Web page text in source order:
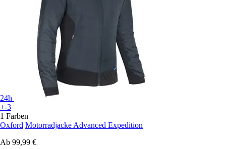
24h
+-3
1 Farben
Oxford Motorradjacke Advanced Expedition
Ab 99,99 €